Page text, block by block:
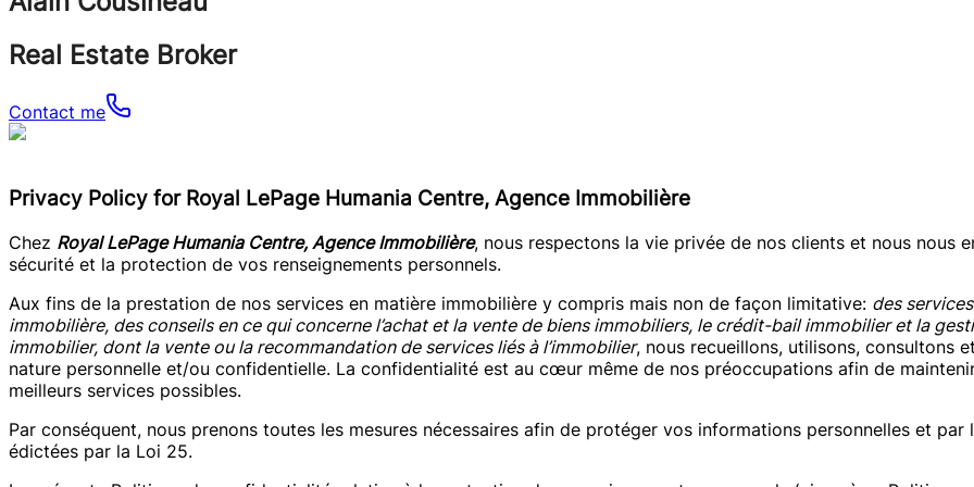
Real Estate Broker
Contact me
Privacy Policy for Royal LePage Humania Centre, Agence Immobilière
Chez Royal LePage Humania Centre, Agence Immobilière, nous respectons la vie privée de nos clients et nous nous
sécurité et la protection de vos renseignements personnels.
Aux fins de la prestation de nos services en matière immobilière y compris mais non de façon limitative: des
immobilière, des conseils en ce qui concerne l’achat et la vente de biens immobiliers, le crédit-bail immobilier et la
immobilier, dont la vente ou la recommandation de services liés à l’immobilier, nous recueillons, utilisons, consultons
nature personnelle et/ou confidentielle. La confidentialité est au cœur même de nos préoccupations afin de
meilleurs services possibles.
Par conséquent, nous prenons toutes les mesures nécessaires afin de protéger vos informations personnelles et
édictées par la Loi 25.